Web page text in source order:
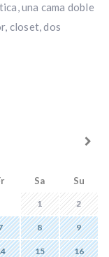
una cama doble
closet, dos
Sa Su
1 2
8 9
15 16